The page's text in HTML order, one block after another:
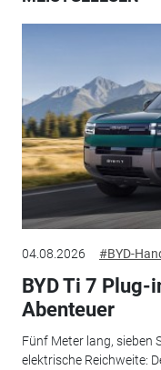
04.08.2026 #BYD-
BYD Ti 7 Plug-
Abenteuer
Fünf Meter lang, sieben
elektrische Reichweite: